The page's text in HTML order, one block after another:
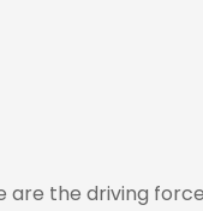
are the driving